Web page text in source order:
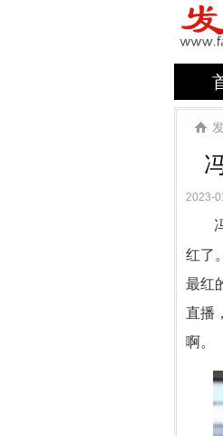
2023-
红了
最红
直播
啊。